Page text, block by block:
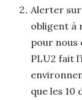
Alerter
obligent à
pour nous
PLU2 fait
que les 10